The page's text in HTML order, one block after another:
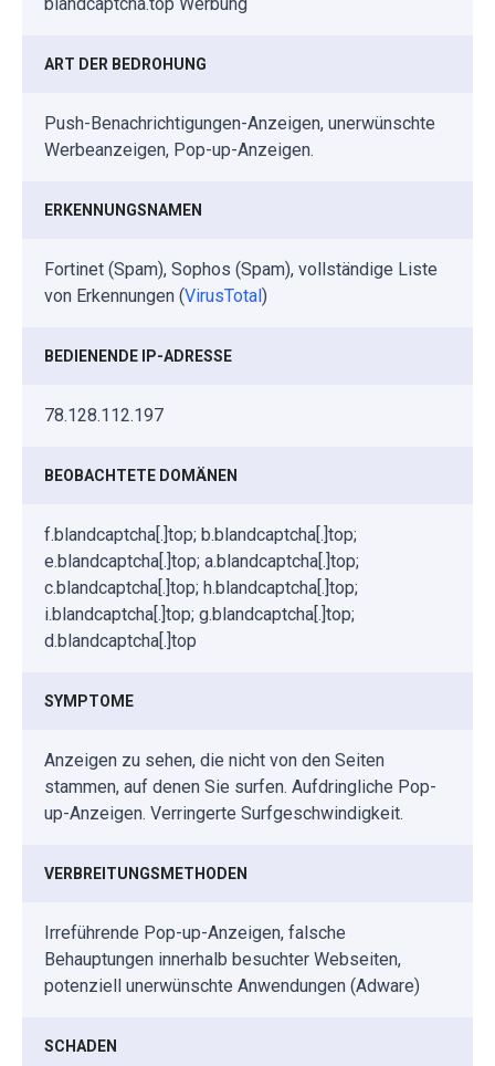
ART DER BEDROHUNG
Push-Benachrichtigungen-Anzeigen, unerwünschte
Werbeanzeigen, Pop-up-Anzeigen.
ERKENNUNGSNAMEN
Fortinet (Spam), Sophos (Spam), vollständige Liste
von Erkennungen (VirusTotal )
BEDIENENDE IP-ADRESSE
78.128.112.197
BEOBACHTETE DOMÄNEN
f.blandcaptcha[.]top; b.blandcaptcha[.]top;
e.blandcaptcha[.]top; a.blandcaptcha[.]top;
c.blandcaptcha[.]top; h.blandcaptcha[.]top;
i.blandcaptcha[.]top; g.blandcaptcha[.]top;
d.blandcaptcha[.]top
SYMPTOME
Anzeigen zu sehen, die nicht von den Seiten
stammen, auf denen Sie surfen. Aufdringliche Pop-
up-Anzeigen. Verringerte Surfgeschwindigkeit.
VERBREITUNGSMETHODEN
Irreführende Pop-up-Anzeigen, falsche
Behauptungen innerhalb besuchter Webseiten,
potenziell unerwünschte Anwendungen (Adware)
SCHADEN